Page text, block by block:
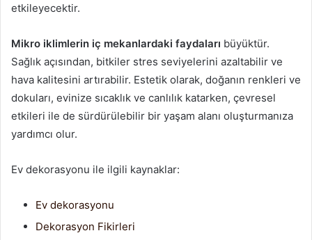
etkileyecektir.
Mikro iklimlerin iç mekanlardaki faydaları büyüktür.
Sağlık açısından, bitkiler stres seviyelerini azaltabilir ve
hava kalitesini artırabilir. Estetik olarak, doğanın renkleri ve
dokuları, evinize sıcaklık ve canlılık katarken, çevresel
etkileri ile de sürdürülebilir bir yaşam alanı oluşturmanıza
yardımcı olur.
Ev dekorasyonu ile ilgili kaynaklar:
Ev dekorasyonu
Dekorasyon Fikirleri